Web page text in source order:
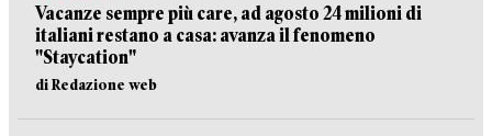
Vacanze sempre più care, ad agosto 24 milioni di
italiani restano a casa: avanza il fenomeno
"Staycation"
di Redazione web